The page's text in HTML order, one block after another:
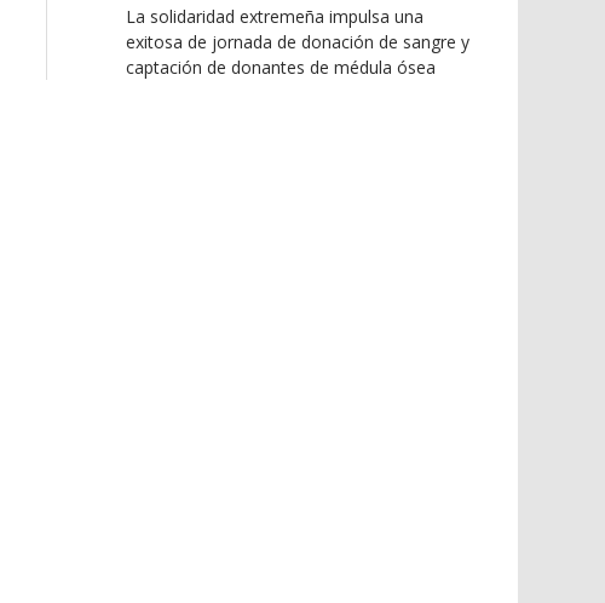
La solidaridad extremeña impulsa una
exitosa de jornada de donación de sangre y
captación de donantes de médula ósea